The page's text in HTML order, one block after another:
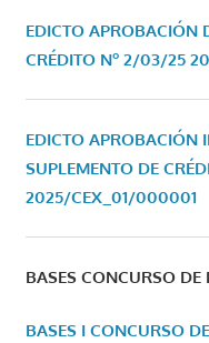
EDICTO APROBACIÓN
CRÉDITO Nº 2/03/25
EDICTO APROBACIÓN
SUPLEMENTO DE
2025/CEX_01/000001
BASES CONCURSO DE
BASES I CONCURSO